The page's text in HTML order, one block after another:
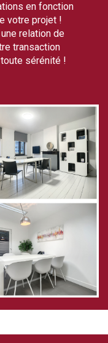
en fonction
votre projet !
relation de
transaction
sérénité !